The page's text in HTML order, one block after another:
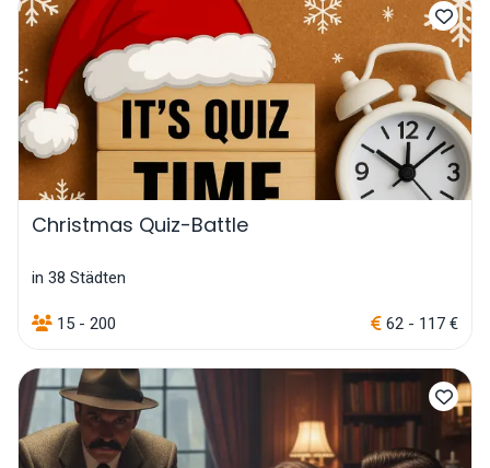
Christmas Quiz-Battle
in 38 Städten
15 - 200 62 - 117 €